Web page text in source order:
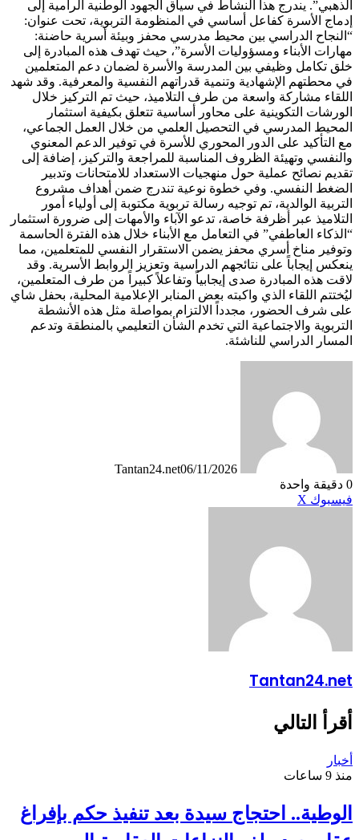
الذهبي”. يندرج هذا النشاط في سياق الجهود الوطنية الرامية إلى
إدماج الأسرة كفاعل أساسي في المنظومة التربوية، تحت عنوان:
“النجاح الدراسي بين محيط مدرسي محفز وبيئة أسرية حاضنة:
مهارات الأبناء ومسؤوليات الأسرة”، حيث تهدف هذه المبادرة إلى
خلق تكامل وظيفي بين المدرسة والأسرة لضمان دعم المتعلمين
في محطتهم الإشهادية وتنمية قدراتهم النفسية والمعرفية. وقد شهد
اللقاء مشاركة واسعة من طرف التلاميذ، حيث تم التركيز خلال
الورشات التكوينية على محاور أساسية تتعلق بكيفية استثمار
المحيط المدرسي في التحصيل العلمي من خلال العمل الجماعي،
مع التأكيد على الدور المحوري للأسرة في توفير الدعم المعنوي
والنفسي وتهيئة الظروف المناسبة للمراجعة والتركيز، إضافة إلى
تقديم نصائح عملية حول منهجيات الاستعداد للامتحانات وتدبير
الضغط النفسي. وفي خطوة نوعية تندرج ضمن أهداف مشروع
التربية الوالدية، تم توجيه رسالة تربوية مكتوبة إلى أولياء أمور
التلاميذ عبر أظرفة خاصة، تدعو الآباء والأمهات إلى ضرورة استثمار
“الذكاء العاطفي” في التعامل مع الأبناء خلال هذه الفترة الحاسمة
وتوفير مناخ أسري محفز يضمن الاستقرار النفسي للمتعلمين، مما
ينعكس إيجاباً على نتائجهم الدراسية وتعزيز الروابط الأسرية. وقد
لاقت هذه المبادرة صدى إيجابياً وتفاعلاً كبيراً من طرف المتعلمين،
ليُختتم اللقاء الذي واكبته بعض المنابر الإعلامية المحلية، بحفل شاي
على شرف الحضور، مجدداً الالتزام بمواصلة مثل هذه الأنشطة
التربوية والاجتماعية التي تخدم الشأن التعليمي بالمنطقة وتدعم
المسار الدراسي للناشئة.
Tantan24.net06/11/2026
0 دقيقة واحدة
فيسبوك X
Tantan24.net
أقرأ التالي
أخبار
منذ 9 ساعات
الوطية.. احتجاج سيدة بعد تنفيذ حكم بإفراغ